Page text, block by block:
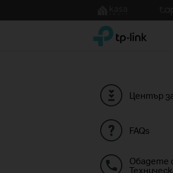
to
TP-Link, Reliably Smart
Център
FAQs
Обадете